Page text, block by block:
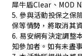
犀牛盾Clear、MOD
5. 參與活動投保之保
保等情勢，將取消其
6. 易安網有決定調整
知參加者。如有未盡